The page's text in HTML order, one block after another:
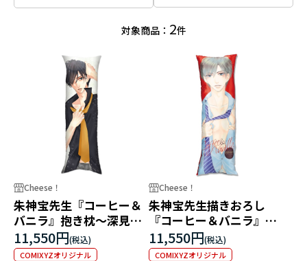
対象商品： 2件
Cheese！
朱神宝先生『コーヒー＆
バニラ』抱き枕～深見社
長 水濡れＶｅｒ．～
11,550円
COMIXYZオリジナル
Cheese！
朱神宝先生描きおろし
『コーヒー＆バニラ』リ
アルサイズ深見社長抱き
枕
11,550円
COMIXYZオリジナル